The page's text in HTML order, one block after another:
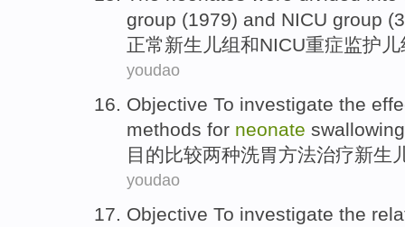
group (1979) and NICU group
正常新生儿组和NICU重症监护儿
youdao
Objective To investigate the
methods for neonate swallowing
目的比较两种洗胃方法治疗新生
youdao
Objective To investigate the